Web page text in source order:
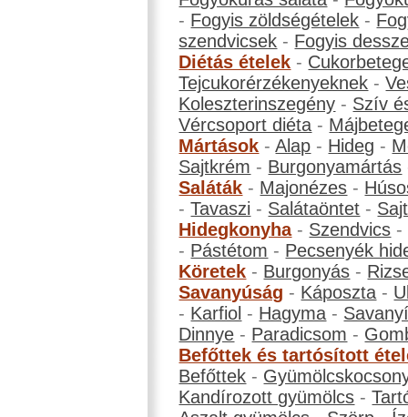
- Fogyis zöldségételek -
szendvicsek - Fogyis
Diétás ételek -
Tejcukorérzékenyeknek -
Koleszterinszegény - Szív
Vércsoport diéta -
Mártások -Alap - Hideg -
Sajtkrém - Burgonyamártás
Saláták - Majonézes -
-Tavaszi - Salátaöntet -
Hidegkonyha- Szendvics -
- Pástétom - Pecsenyék
Köretek - Burgonyás -
Savanyúság - Káposzta -
- Karfiol - Hagyma -
Dinnye - Paradicsom -
Befőttek és tartósított
Befőttek -
Kandírozott gyümölcs -